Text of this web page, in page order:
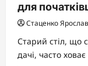
для
Стаценко Ярослав
Старий стіл, що
дачі, часто